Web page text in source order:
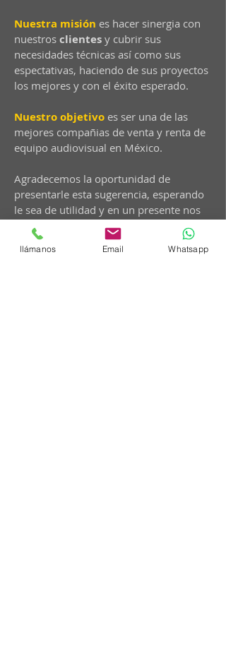
Nuestra misión es hacer sinergia con
nuestros clientes y cubrir sus
necesidades técnicas así como sus
espectativas, haciendo de sus proyectos
los mejores y con el éxito esperado.
Nuestro objetivo es ser una de las
mejores compañias de venta y renta de
equipo audiovisual en México.
Agradecemos la oportunidad de
presentarle esta sugerencia, esperando
le sea de utilidad y en un presente nos
permita colaborar con usted.
llámanos Email Whatsapp